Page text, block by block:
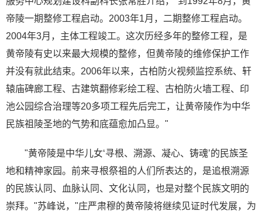
帝陵一期整修工程启动。2003年1月，二期整修工程启动。
2004年3月，主体工程竣工。这次历经多年的整修工程，是
黄帝陵有史以来最大规模的整修，但黄帝陵的维修保护工作
并没有就此结束。2006年以来，古柏防火视频监控系统、轩
辕庙碑廊工程、古建筑翻修彩绘工程、古柏防火墙工程、印
池公园综合治理等20多项工程先后完工，让黄帝陵作为中华
民族祖陵圣地的气势和底蕴愈加凸显。"
"黄帝陵是中华儿女‘寻根、溯源、凝心、铸魂’的民族圣
地和精神家园。前来寻根祭祖的人们所表达的，是追根溯源
的民族认同、血脉认同、文化认同，也是对整个民族文明的
崇拜。"苏峰说，"庄严肃穆的黄帝陵将继续见证时代发展，为